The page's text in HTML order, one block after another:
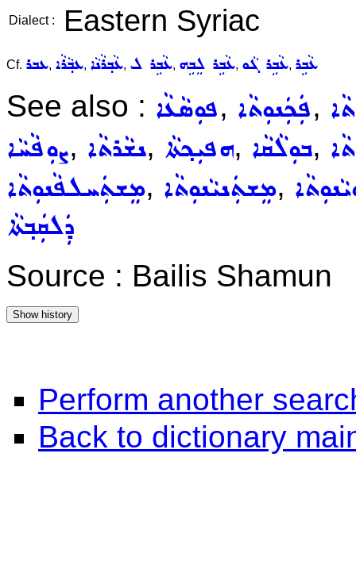
Dialect : Eastern Syriac
Cf. ܥܒܪ, ܥܒ݂ܵܪܵܐ, ܥܵܒ݂ܪܵܢܵܐ, ܥܵܒܹܪ ܠ, ܥܵܒܹܪ ܠܸܒܹܗ, ܥܵܒܹܪ ܓܵܘ, ܥܵܒܹܪ
See also : ܦܘܼܣܵܥܵܐ, ܦܲܟܲܢܘܼܬܵܐ,
ܨܘܼܦܵܚܵܐ, ܢܫܵܪܬܵܐ, ܗܦܝܼܟ݂ܬܵܐ, ܒܘܼܠܵܩܵܐ,
ܡܸܫܬܲܚܠܦܵܢܘܼܬܵܐ, ܡܸܫܬܲܢܝܵܢܘܼܬܵܐ,
ܕܲܠܩܲܒ݂ܬܵܐ
Source : Bailis Shamun
Perform another
Back to dictionary